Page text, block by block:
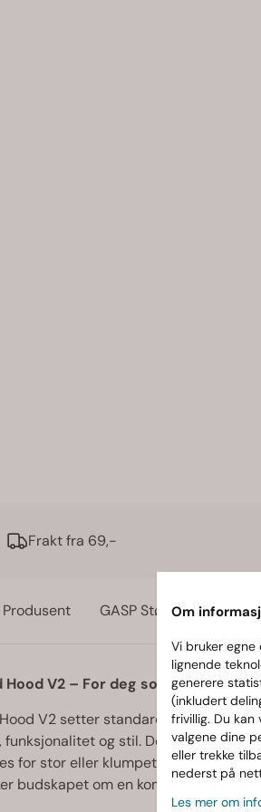
Frakt fra 69,-
Produsent GASP Størrelser
Hood V2 – For deg som aldri tar
V2 setter standarden for hva
funksjonalitet og stil. Det tunge
for stor eller klumpete. Sømmene
budskapet om en kompromissløs
Om
Vi bruker
lignende
generere
(inkludert
frivillig. Du kan
valgene dine
eller trekke
nederst på
Les mer om